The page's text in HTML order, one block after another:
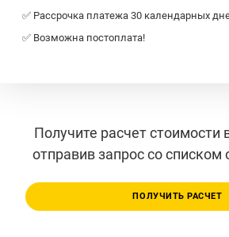
✅ Рассрочка платежа 30 календарных
✅ Возможна постоплата!
Получите расчет стоимости
отправив запрос со списком
ПОЛУЧИТЬ РАСЧЕТ